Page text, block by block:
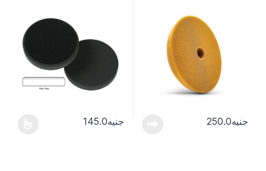
جنيه250.0 جنيه145.0